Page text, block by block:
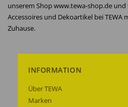
unserem Shop www.tewa-shop.de
Accessoires und Dekoartikel bei TEWA
Zuhause.
INFORMATION
Über TEWA
Marken